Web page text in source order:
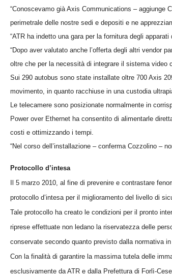
“Conoscevamo già Axis Communications – aggiunge
perimetrale delle nostre sedi e depositi e ne
“ATR ha indetto una gara per la fornitura degli
“Dopo aver valutato anche l’offerta degli altri vendor
oltre che per la necessità di integrare il sistema video
Sui 290 autobus sono state installate oltre 700 Axis
movimento, in quanto racchiuse in una custodia
Le telecamere sono posizionate normalmente in
Power over Ethernet ha consentito di alimentarle
costi e ottimizzando i tempi.
“Nel corso dell’installazione – conferma Cozzolino –
Protocollo d’intesa
Il 5 marzo 2010, al fine di prevenire e contrastare
protocollo d’intesa per il miglioramento del livello di
Tale protocollo ha creato le condizioni per il pronto
riprese effettuate non ledano la riservatezza delle
conservate secondo quanto previsto dalla normativa
Con la finalità di garantire la massima tutela delle
esclusivamente da ATR e dalla Prefettura di Forlì-